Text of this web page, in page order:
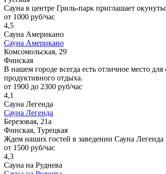
Сауна в центре Гриль-парк приглашает
от 1000 руб/час
4,5
Сауна Американо
Сауна Американо
Комсомольская, 29
Финская
В нашем городе всегда есть отличное место
продуктивного отдыха.
от 1900 до 2300 руб/час
4,1
Сауна Легенда
Сауна Легенда
Берeзовая, 21а
Финская, Турецкая
Ждем наших гостей в заведении Сауна
от 1500 руб/час
4,3
Сауна на Руднева